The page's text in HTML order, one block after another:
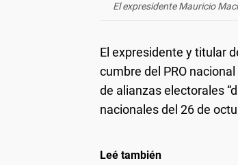
El expresidente Mauricio
El expresidente y titular
cumbre del PRO
de alianzas electorales
nacionales del 26 de
Leé también